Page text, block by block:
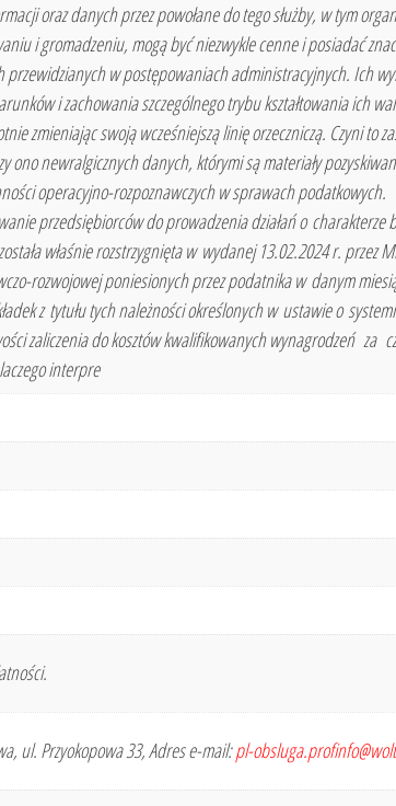
oraz danych przez powołane do tego służby, w tym
i gromadzeniu, mogą być niezwykle cenne i posiadać
w postępowaniach administracyjnych. Ich
i zachowania szczególnego trybu kształtowania ich
zmieniając swoją wcześniejszą linię orzeczniczą. Czyni to
newralgicznych danych, którymi są materiały
operacyjno-rozpoznawczych w sprawach
przedsiębiorców do prowadzenia działań o charakterze
właśnie rozstrzygnięta w wydanej 13.02.2024 r.
rozwojowej poniesionych przez podatnika w danym
z tytułu tych należności określonych w ustawie o
zaliczenia do kosztów kwalifikowanych wynagrodzeń
interpre
ul. Przyokopowa 33, Adres e-mail:pl-